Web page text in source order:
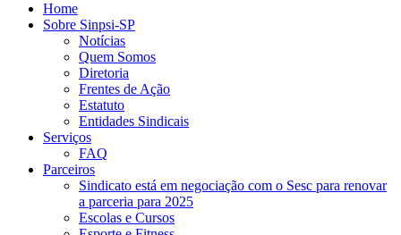
Home
Sobre Sinpsi-SP
Notícias
Quem Somos
Diretoria
Frentes de Ação
Estatuto
Entidades Sindicais
Serviços
FAQ
Parceiros
Sindicato está em negociação com o Sesc para renovar
a parceria para 2025
Escolas e Cursos